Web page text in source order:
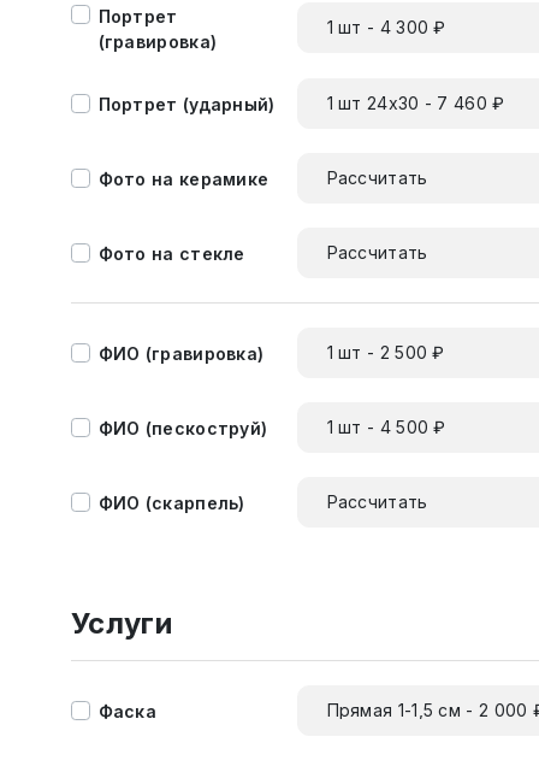
Портрет
(гравировка)
1 шт - 4 300 ₽
Портрет (ударный) 1 шт 24х30 - 7 460 ₽
Фото на керамике Рассчитать
Фото на стекле Рассчитать
ФИО (гравировка) 1 шт - 2 500 ₽
ФИО (пескоструй) 1 шт - 4 500 ₽
ФИО (скарпель) Рассчитать
Услуги
Фаска Прямая 1-1,5 см - 2 000